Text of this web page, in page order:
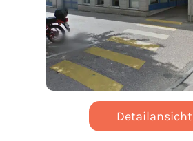
Detailansicht